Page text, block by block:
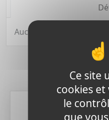
Ce site
cookies
le
que
Aucune description.